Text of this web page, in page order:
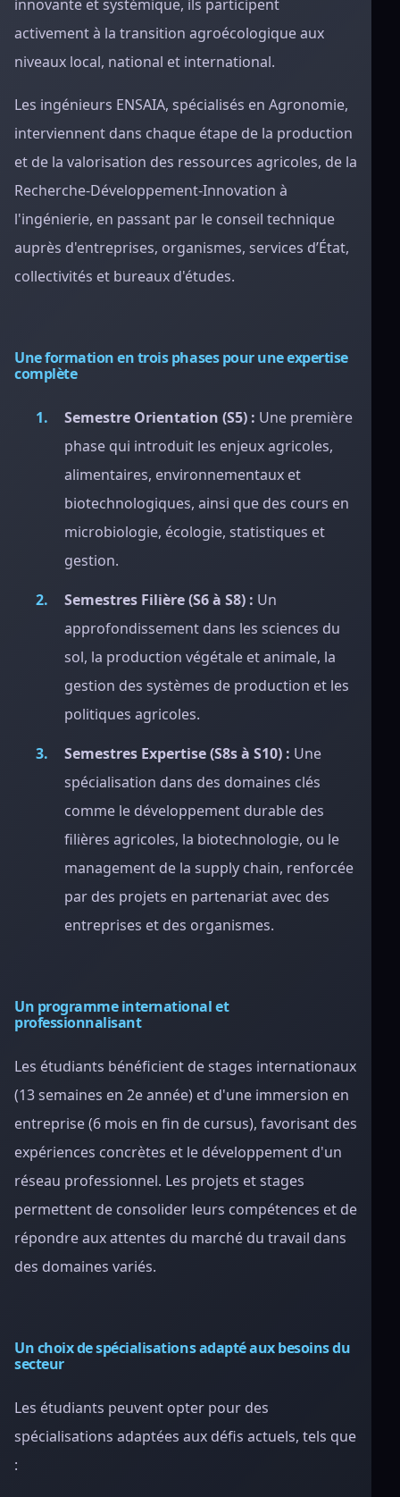
innovante et systémique, ils participent
activement à la transition agroécologique aux
niveaux local, national et international.
Les ingénieurs ENSAIA, spécialisés en Agronomie,
interviennent dans chaque étape de la production
et de la valorisation des ressources agricoles, de la
Recherche-Développement-Innovation à
l'ingénierie, en passant par le conseil technique
auprès d'entreprises, organismes, services d’État,
collectivités et bureaux d'études.
Une formation en trois phases pour une expertise
complète
Semestre Orientation (S5) : Une première
phase qui introduit les enjeux agricoles,
alimentaires, environnementaux et
biotechnologiques, ainsi que des cours en
microbiologie, écologie, statistiques et
gestion.
Semestres Filière (S6 à S8) : Un
approfondissement dans les sciences du
sol, la production végétale et animale, la
gestion des systèmes de production et les
politiques agricoles.
Semestres Expertise (S8s à S10) : Une
spécialisation dans des domaines clés
comme le développement durable des
filières agricoles, la biotechnologie, ou le
management de la supply chain, renforcée
par des projets en partenariat avec des
entreprises et des organismes.
Un programme international et
professionnalisant
Les étudiants bénéficient de stages internationaux
(13 semaines en 2e année) et d'une immersion en
entreprise (6 mois en fin de cursus), favorisant des
expériences concrètes et le développement d'un
réseau professionnel. Les projets et stages
permettent de consolider leurs compétences et de
répondre aux attentes du marché du travail dans
des domaines variés.
Un choix de spécialisations adapté aux besoins du
secteur
Les étudiants peuvent opter pour des
spécialisations adaptées aux défis actuels, tels que
: